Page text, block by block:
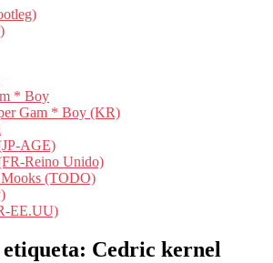
* Boy
Gam * Boy (KR)
AGE)
Reino Unido)
(TODO)
EE.UU)
Cedric kernel